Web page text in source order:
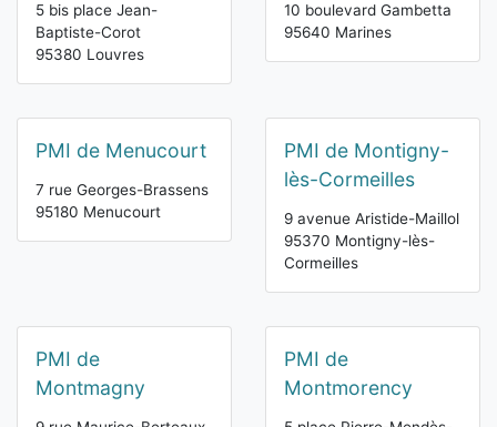
5 bis place Jean-
Baptiste-Corot
95380 Louvres
10 boulevard Gambetta
95640 Marines
PMI de Menucourt
7 rue Georges-Brassens
95180 Menucourt
PMI de Montigny-
lès-Cormeilles
9 avenue Aristide-Maillol
95370 Montigny-lès-
Cormeilles
PMI de
Montmagny
PMI de
Montmorency